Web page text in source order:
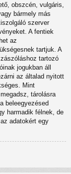
obszcén, vulgáris,
bármely más
szerver
A fentiek
az
tartjuk. A
tartozó
jogukban áll
az általad nyitott
Mint
tárolásra
beleegyezésed
harmadik félnek, de
adatokért egy